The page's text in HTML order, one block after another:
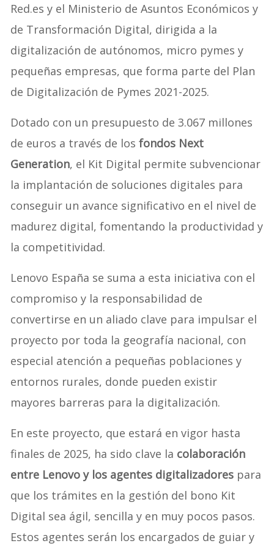
Red.es y el Ministerio de Asuntos Económicos y
de Transformación Digital, dirigida a la
digitalización de autónomos, micro pymes y
pequeñas empresas, que forma parte del Plan
de Digitalización de Pymes 2021-2025.
Dotado con un presupuesto de 3.067 millones
de euros a través de los fondos Next
Generation, el Kit Digital permite subvencionar
la implantación de soluciones digitales para
conseguir un avance significativo en el nivel de
madurez digital, fomentando la productividad y
la competitividad.
Lenovo España se suma a esta iniciativa con el
compromiso y la responsabilidad de
convertirse en un aliado clave para impulsar el
proyecto por toda la geografía nacional, con
especial atención a pequeñas poblaciones y
entornos rurales, donde pueden existir
mayores barreras para la digitalización.
En este proyecto, que estará en vigor hasta
finales de 2025, ha sido clave la colaboración
entre Lenovo y los agentes digitalizadores para
que los trámites en la gestión del bono Kit
Digital sea ágil, sencilla y en muy pocos pasos.
Estos agentes serán los encargados de guiar y